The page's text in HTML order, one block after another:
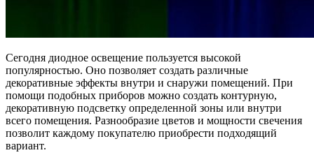
Сегодня диодное освещение пользуется высокой
популярностью. Оно позволяет создать различные
декоративные эффекты внутри и снаружи помещений. При
помощи подобных приборов можно создать контурную,
декоративную подсветку определенной зоны или внутри
всего помещения. Разнообразие цветов и мощности свечения
позволит каждому покупателю приобрести подходящий
вариант.